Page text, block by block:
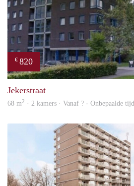
€ 820
Jekerstraat
68 m2 · 2 kamers · Vanaf ? - Onbepaalde tijd